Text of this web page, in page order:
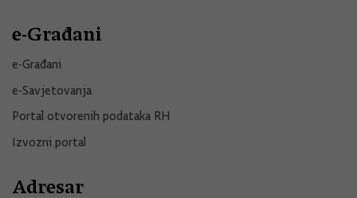
e-Građani
e-Građani
e-Savjetovanja
Portal otvorenih podataka RH
Izvozni portal
Adresar